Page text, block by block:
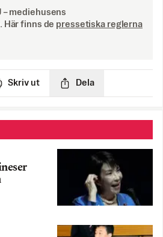
– mediehusens
Här finns de pressetiska reglerna
Skriv ut Dela